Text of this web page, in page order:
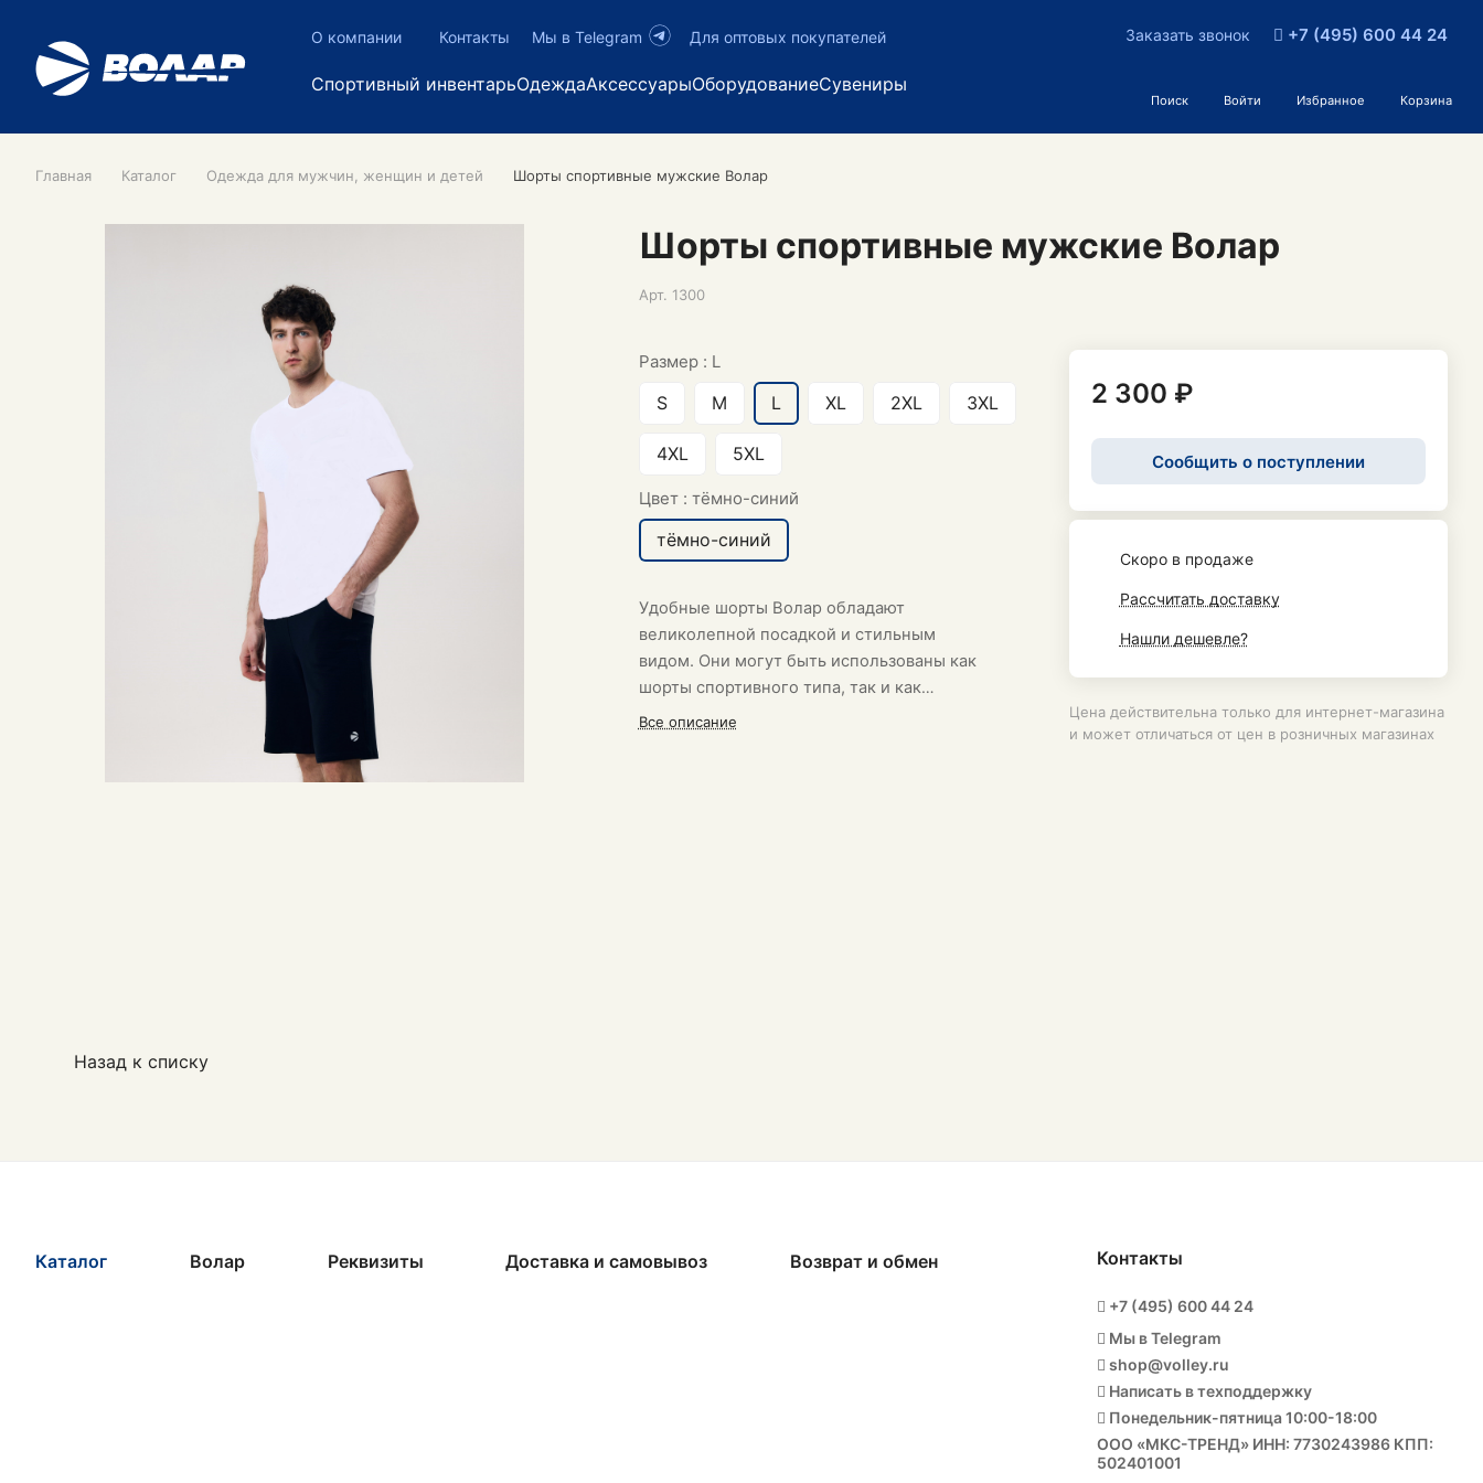
О компании Контакты Мы в Telegram Для оптовых покупателей
Спортивный инвентарьОдеждаАксессуарыОборудованиеСувениры
Заказать звонок +7 (495) 600 44 24
Поиск Войти Избранное Корзина
Главная Каталог Одежда для мужчин, женщин и детей Шорты спортивные мужские Волар
Шорты спортивные мужские Волар
Арт. 1300
Размер : L
S M L XL 2XL 3XL
4XL 5XL
Цвет : тёмно-синий
тёмно-синий
Удобные шорты Волар обладают
великолепной посадкой и стильным
видом. Они могут быть использованы как
шорты спортивного типа, так и как
повседневная одежда.
Все описание
2 300 ₽
Сообщить о поступлении
Cкоро в продаже
Рассчитать доставку
Нашли дешевле?
Цена действительна только для интернет-магазина
и может отличаться от цен в розничных магазинах
Назад к списку
Каталог Волар Реквизиты Доставка и самовывоз Возврат и обмен Контакты
+7 (495) 600 44 24
Мы в Telegram
shop@volley.ru
Написать в техподдержку
Понедельник-пятница 10:00-18:00
ООО «МКС-ТРЕНД» ИНН: 7730243986 КПП:
502401001